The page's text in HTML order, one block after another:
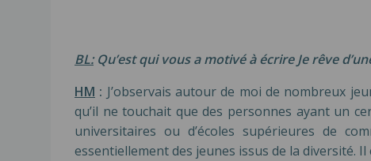
BL:Qu’est qui vous a motivé à écrire Je rêve
HM : J’observais autour de moi de nombreux
qu’il ne touchait que des personnes ayant un
universitaires ou d’écoles supérieures de
essentiellement des jeunes issus de la diversité.